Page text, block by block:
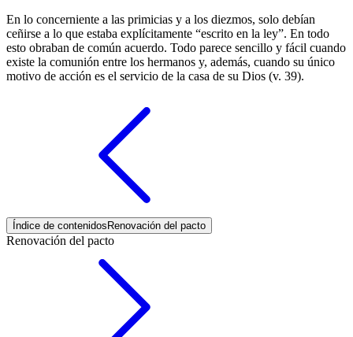
En lo concerniente a las primicias y a los diezmos, solo debían
ceñirse a lo que estaba explícitamente “escrito en la ley”. En todo
esto obraban de común acuerdo. Todo parece sencillo y fácil cuando
existe la comunión entre los hermanos y, además, cuando su único
motivo de acción es el servicio de la casa de su Dios (v. 39).
Índice de contenidos Renovación del pacto
Renovación del pacto